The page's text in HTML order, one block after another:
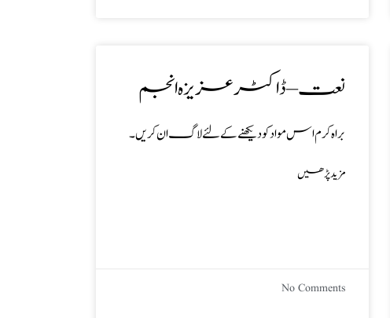
نعت – ڈاکٹر عزیزہ انجم
براہ کرم اس مواد کو دیکھنے کے لئے لاگ ان کریں۔
مزید پڑھیں
No Comments